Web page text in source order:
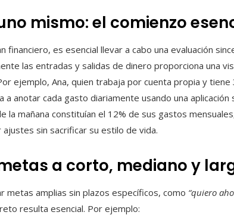
mismo: el comienzo
financiero, es esencial llevar a cabo una evaluación
las entradas y salidas de dinero proporciona una
ejemplo, Ana, quien trabaja por cuenta propia y tiene
a anotar cada gasto diariamente usando una aplicación
la mañana constituían el 12% de sus gastos
sin sacrificar su estilo de vida.
a corto, mediano y
metas amplias sin plazos específicos, como “quiero
resulta esencial. Por ejemplo: